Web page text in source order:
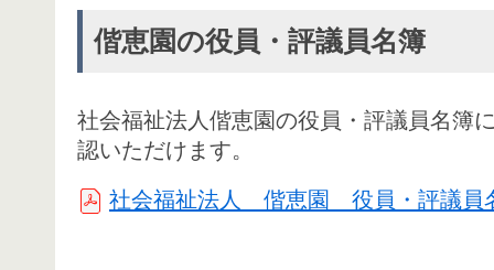
偕恵園の役員・評議員名簿
社会福祉法人偕恵園の役員・評議員名簿
認いただけます。
社会福祉法人 偕恵園 役員・評議員